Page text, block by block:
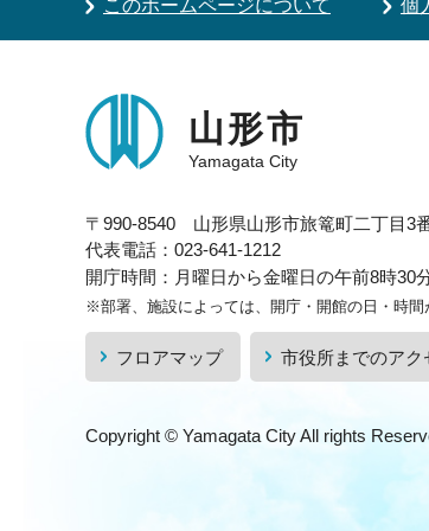
このホームページについて 個
山形市
Yamagata City
〒990-8540 山形県山形市旅篭町二丁目3
代表電話：023-641-1212
開庁時間：月曜日から金曜日の午前8時30
※部署、施設によっては、開庁・開館の日・時間
フロアマップ 市役所までのアク
Copyright © Yamagata City All rights